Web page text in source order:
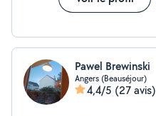
Pawel Brewinski
Angers (Beauséjour)
4,4/5 (27 avis)